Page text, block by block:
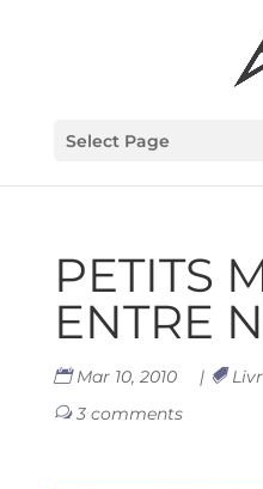
Select Page
PETITS
ENTRE
Mar 10, 2010 |
3 comments